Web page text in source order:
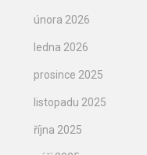
února 2026
ledna 2026
prosince 2025
listopadu 2025
října 2025